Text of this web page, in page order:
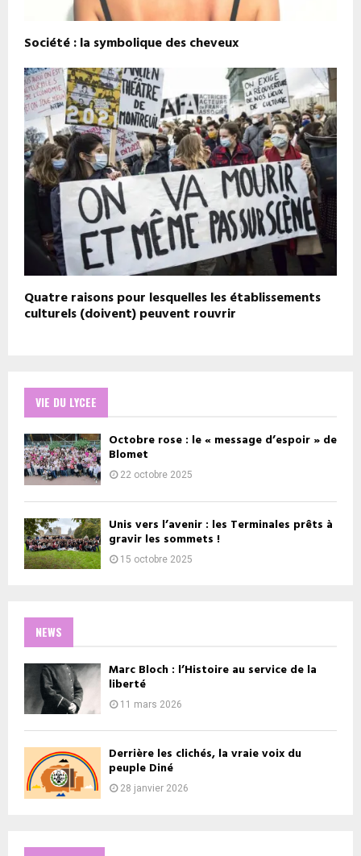
Société : la symbolique des cheveux
Quatre raisons pour lesquelles les établissements
culturels (doivent) peuvent rouvrir
VIE DU LYCEE
Octobre rose : le « message d’espoir » de
Blomet
22 octobre 2025
Unis vers l’avenir : les Terminales prêts à
gravir les sommets !
15 octobre 2025
NEWS
Marc Bloch : l’Histoire au service de la
liberté
11 mars 2026
Derrière les clichés, la vraie voix du
peuple Diné
28 janvier 2026